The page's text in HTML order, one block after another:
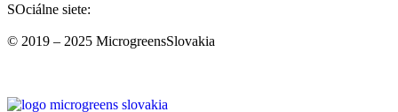
SOciálne siete:
© 2019 – 2025 MicrogreensSlovakia